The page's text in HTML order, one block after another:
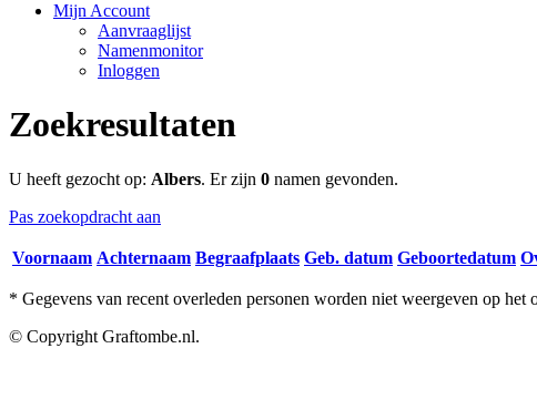
Mijn Account
Aanvraaglijst
Namenmonitor
Inloggen
Zoekresultaten
U heeft gezocht op: Albers. Er zijn 0 namen gevonden.
Pas zoekopdracht aan
Voornaam Achternaam Begraafplaats Geb. datum Geboortedatum
* Gegevens van recent overleden personen worden niet weergeven op
© Copyright Graftombe.nl.